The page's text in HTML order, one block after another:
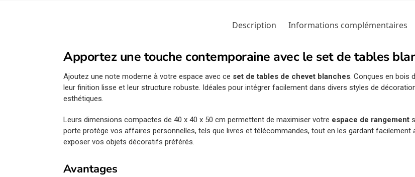
Description Informations complémentaires
Apportez une touche contemporaine avec le set de tables
Ajoutez une note moderne à votre espace avec ce set de tables de chevet blanches. Conçues en bois
leur finition lisse et leur structure robuste. Idéales pour intégrer facilement dans divers styles de
esthétiques.
Leurs dimensions compactes de 40 x 40 x 50 cm permettent de maximiser votre espace de rangement
porte protège vos affaires personnelles, tels que livres et télécommandes, tout en les gardant facilement
exposer vos objets décoratifs préférés.
Avantages